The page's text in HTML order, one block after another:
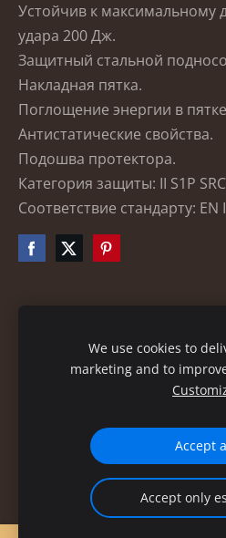
Устойчив к максимальному
удара 200 Дж.
Защитный стальной
Накладная пятка.
Поглощение энергии в
Антистатические свойства.
Подошва протектора.
Категория защиты: II S1P SRC
Соответствие стандарту: EN
We use cookies to
marketing and to
Accept
Accept only